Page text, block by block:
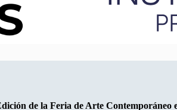
de la Feria de Arte